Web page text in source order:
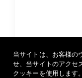
当サイトは、お客様の
せ、当サイトのアクセ
クッキーを使用します